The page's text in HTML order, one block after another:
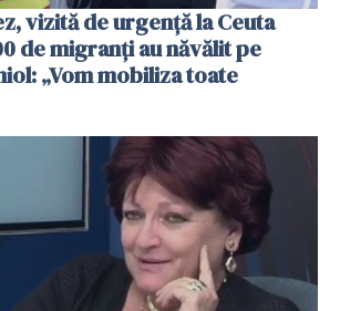
vizită de urgență la Ceuta
de migranți au năvălit pe
„Vom mobiliza toate